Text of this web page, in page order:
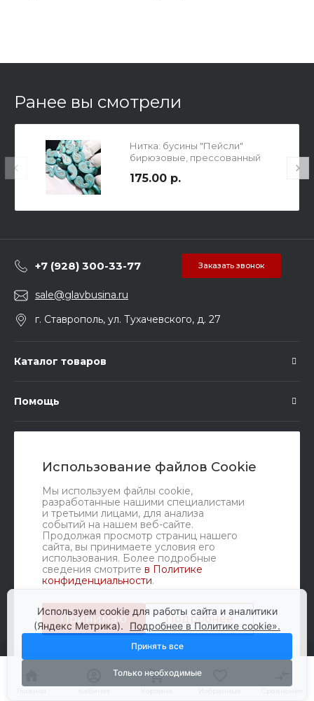
Использование файлов Cookie
Мы используем файлы cookie,
разработанные нашими специалистами
и третьими лицами, для анализа
событий на нашем веб-сайте.
Продолжая просмотр страниц нашего
сайта, вы принимаете условия его
использования. Более подробные
сведения смотрите в Политике
конфиденциальности.
Принимаю Подробнее
Ранее вы смотрели
Нитка: бусины "Пейсли"
бирюзовые, прессованный
1.5мм, длина 41 см / 22 бусины.
175.00 р.
+7 (928) 300-33-77 Заказать звонок
sale@glavbusina.ru
г. Ставрополь, ул. Тухачевского, д. 27
Каталог товаров
Помощь
Мы в соц. сетях
© 2010-2026 Glavbusina, Все права защищены
Используем cookie для работы сайта и аналитики
(Яндекс Метрика). Подробнее в Политике cookie».
Принять все
Только необходимые